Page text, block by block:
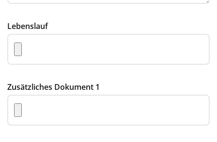
Lebenslauf
Zusätzliches Dokument 1